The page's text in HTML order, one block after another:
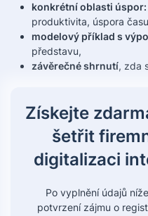
konkrétní oblasti úspor:
produktivita, úspora
modelový příklad s
představu,
závěrečné shrnutí, zda
Získejte
šetřit
digitalizaci
Po vyplnění údajů
potvrzení zájmu o